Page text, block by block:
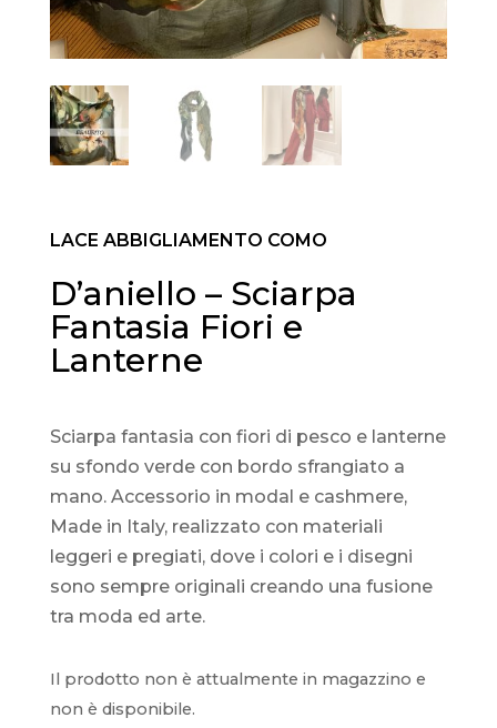
LACE ABBIGLIAMENTO COMO
D’aniello – Sciarpa
Fantasia Fiori e
Lanterne
Sciarpa fantasia con fiori di pesco e lanterne
su sfondo verde con bordo sfrangiato a
mano. Accessorio in modal e cashmere,
Made in Italy, realizzato con materiali
leggeri e pregiati, dove i colori e i disegni
sono sempre originali creando una fusione
tra moda ed arte.
Il prodotto non è attualmente in magazzino e
non è disponibile.